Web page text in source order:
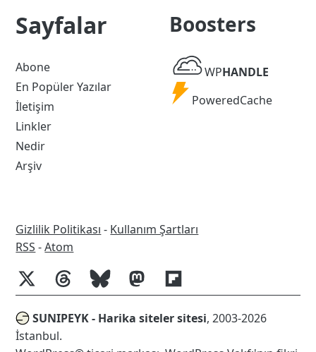
Sayfalar
Abone
En Popüler Yazılar
İletişim
Linkler
Nedir
Arşiv
Boosters
WP
Handle
WPHANDLE
Powered
PoweredCache
Gizlilik Politikası - Kullanım Şartları
RSS
RSS -Atom
SUNIPEYK - Harika siteler sitesi, 2003-2026
İstanbul.